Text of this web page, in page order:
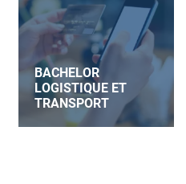
BACHELOR
LOGISTIQUE ET
TRANSPORT